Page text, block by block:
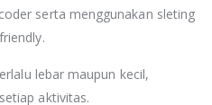
serta menggunakan sleting
lebar maupun kecil,
aktivitas.